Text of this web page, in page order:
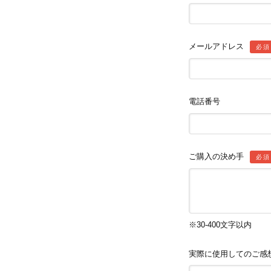
メールアドレス 必須
電話番号
ご購入の決め手 必須
※30-400文字以内
実際に使用してのご感